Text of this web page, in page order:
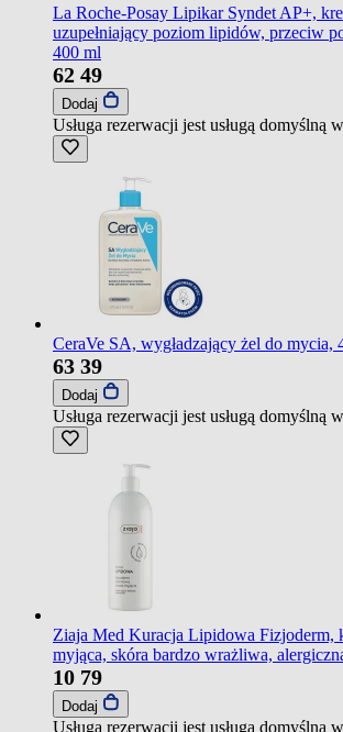
La Roche-Posay Lipikar Syndet AP+,
uzupełniający poziom lipidów, przeciw
400 ml
62 49
Dodaj
Usługa rezerwacji jest usługą domyślną
CeraVe SA, wygładzający żel do mycia,
63 39
Dodaj
Usługa rezerwacji jest usługą domyślną
Ziaja Med Kuracja Lipidowa Fizjoderm,
myjąca, skóra bardzo wrażliwa,
10 79
Dodaj
Usługa rezerwacji jest usługą domyślną